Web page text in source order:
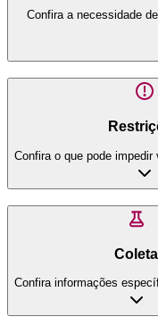
Confira a necessidade
Confira o que pode
Coleta
Confira informações